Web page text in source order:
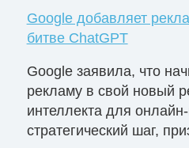
Google добавляет
битве ChatGPT
Google заявила, что
рекламу в свой новый
интеллекта для
стратегический шаг,